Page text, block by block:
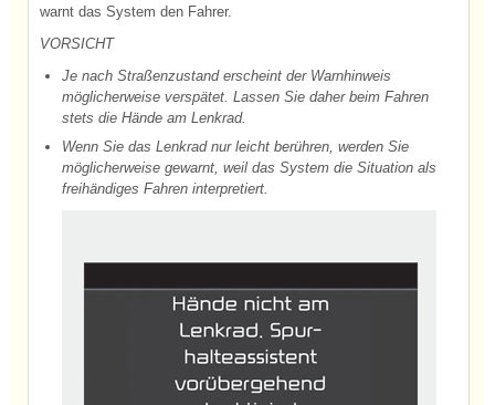
warnt das System den Fahrer.
VORSICHT
Je nach Straßenzustand erscheint der Warnhinweis
möglicherweise verspätet. Lassen Sie daher beim Fahren
stets die Hände am Lenkrad.
Wenn Sie das Lenkrad nur leicht berühren, werden Sie
möglicherweise gewarnt, weil das System die Situation als
freihändiges Fahren interpretiert.